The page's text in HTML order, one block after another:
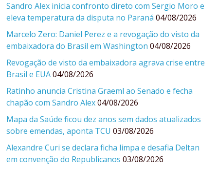
Sandro Alex inicia confronto direto com Sergio Moro e
eleva temperatura da disputa no Paraná 04/08/2026
Marcelo Zero: Daniel Perez e a revogação do visto da
embaixadora do Brasil em Washington 04/08/2026
Revogação de visto da embaixadora agrava crise entre
Brasil e EUA 04/08/2026
Ratinho anuncia Cristina Graeml ao Senado e fecha
chapão com Sandro Alex 04/08/2026
Mapa da Saúde ficou dez anos sem dados atualizados
sobre emendas, aponta TCU 03/08/2026
Alexandre Curi se declara ficha limpa e desafia Deltan
em convenção do Republicanos 03/08/2026